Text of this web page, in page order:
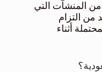
من المنشآت التي
من التزام
أثناء